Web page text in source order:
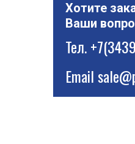
Хотите
Ваши
Тел.
Email